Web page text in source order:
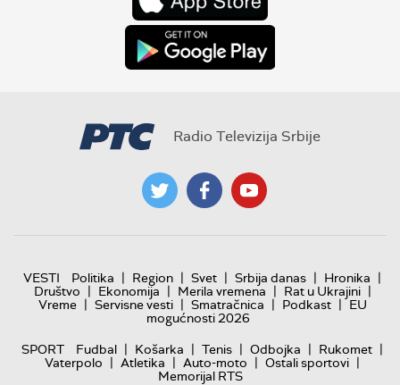
Radio Televizija Srbije
VESTI Politika | Region | Svet | Srbija danas | Hronika |
Društvo | Ekonomija | Merila vremena | Rat u Ukrajini |
Vreme | Servisne vesti | Smatračnica | Podkast | EU
mogućnosti 2026
SPORT
Fudbal | Košarka | Tenis | Odbojka | Rukomet |
Vaterpolo | Atletika | Auto-moto | Ostali sportovi |
Memorijal RTS